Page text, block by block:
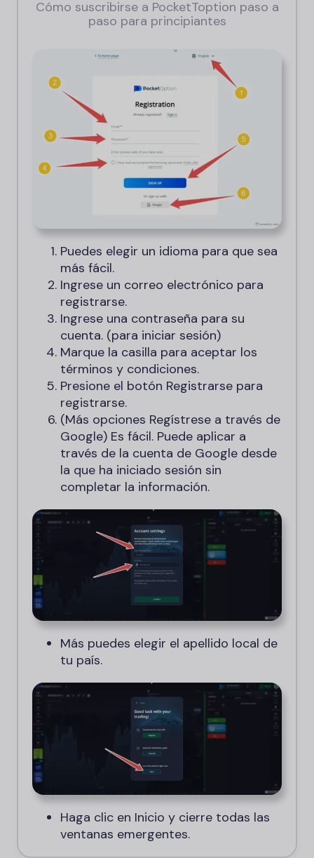
Cómo suscribirse a PocketToption paso a
paso para principiantes
Puedes elegir un idioma para que sea
más fácil.
Ingrese un correo electrónico para
registrarse.
Ingrese una contraseña para su
cuenta. (para iniciar sesión)
Marque la casilla para aceptar los
términos y condiciones.
Presione el botón Registrarse para
registrarse.
(Más opciones Regístrese a través de
Google) Es fácil. Puede aplicar a
través de la cuenta de Google desde
la que ha iniciado sesión sin
completar la información.
Más puedes elegir el apellido local de
tu país.
Haga clic en Inicio y cierre todas las
ventanas emergentes.